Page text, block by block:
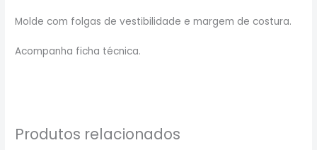
Molde com folgas de vestibilidade e margem de costura.
Acompanha ficha técnica.
Produtos relacionados